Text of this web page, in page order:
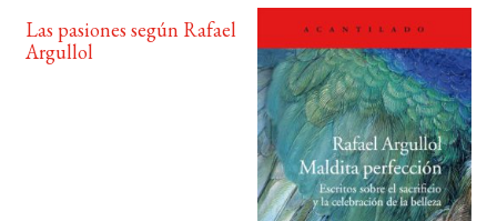
Las pasiones según Rafael
Argullol